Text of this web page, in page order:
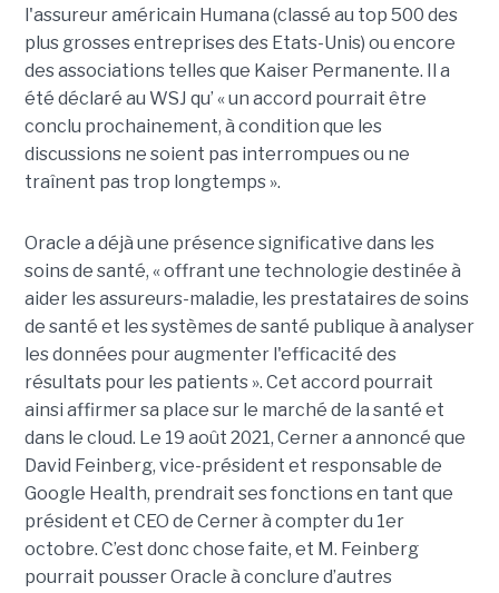
l'assureur américain Humana (classé au top 500 des
plus grosses entreprises des Etats-Unis) ou encore
des associations telles que Kaiser Permanente. Il a
été déclaré au WSJ qu’ « un accord pourrait être
conclu prochainement, à condition que les
discussions ne soient pas interrompues ou ne
traînent pas trop longtemps ».
Oracle a déjà une présence significative dans les
soins de santé, « offrant une technologie destinée à
aider les assureurs-maladie, les prestataires de soins
de santé et les systèmes de santé publique à analyser
les données pour augmenter l'efficacité des
résultats pour les patients ». Cet accord pourrait
ainsi affirmer sa place sur le marché de la santé et
dans le cloud. Le 19 août 2021, Cerner a annoncé que
David Feinberg, vice-président et responsable de
Google Health, prendrait ses fonctions en tant que
président et CEO de Cerner à compter du 1er
octobre. C’est donc chose faite, et M. Feinberg
pourrait pousser Oracle à conclure d’autres